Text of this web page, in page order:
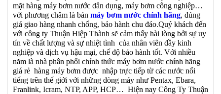
mặt hàng máy bơm nước dân dụng, máy bơm công nghiệp…
với phương châm là bán máy bơm nước chính hãng, đúng
giá giao hàng nhanh chống, bảo hành chu đáo.Quý khách đến
với công ty Thuận Hiệp Thành sẽ cảm thấy hài lòng bởi sự uy
tín về chất lượng và sự nhiệt tình của nhân viên đầy kinh
nghiệp và dịch vụ hậu mại, chế độ bảo hành tốt. Với nhiều
năm là nhà phân phối chính thức máy bơm nước chính hãng
giá rẻ hàng máy bơm được nhập trực tiếp từ các nước nổi
tiếng trên thế giới với những dòng máy như Pentax, Ebara,
Franlink, Icram, NTP, APP, HCP… Hiện nay Công Ty Thuận